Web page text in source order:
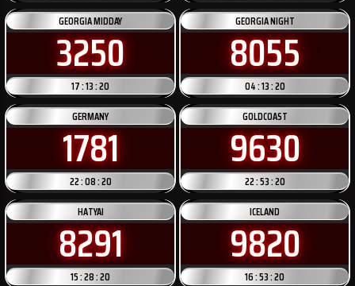
GEORGIA MIDDAY
3250
17 : 13 : 20
GEORGIA NIGHT
8055
04 : 13 : 20
GERMANY
1781
22 : 08 : 20
GOLDCOAST
9630
22 : 53 : 20
HATYAI
8291
15 : 28 : 20
ICELAND
9820
16 : 53 : 20